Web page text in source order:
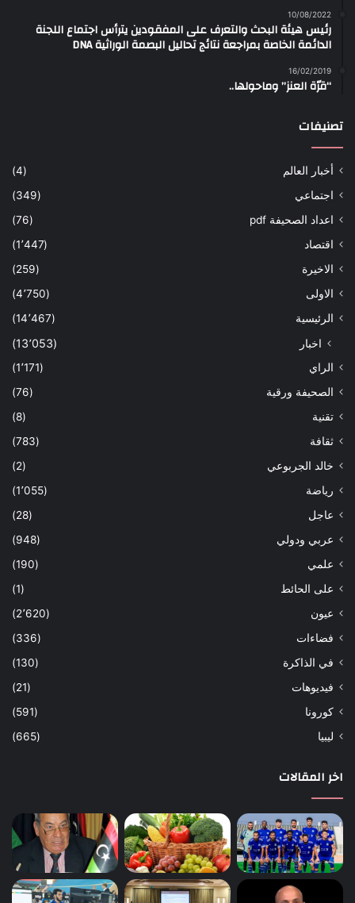
10/08/2022
رئيس هيئة البحث والتعرف على المفقودين يترأس اجتماع اللجنة
الدائمة الخاصة بمراجعة نتائج تحاليل البصمة الوراثية DNA
16/02/2019
“قرّة العنز” وماحولها..
تصنيفات
أخبار العالم
(4)
اجتماعي
(349)
اعداد الصحيفة pdf
(76)
اقتصاد
(1٬447)
الاخيرة
(259)
الاولى
(4٬750)
الرئيسية
(14٬467)
اخبار (13٬053)
الراي
(1٬171)
الصحيفة ورقية
(76)
تقنية
(8)
ثقافة
(783)
خالد الجربوعي
(2)
رياضة
(1٬055)
عاجل
(28)
عربي ودولي
(948)
علمي
(190)
على الحائط
(1)
عيون
(2٬620)
فضاءات
(336)
في الذاكرة
(130)
فيديوهات
(21)
كورونا
(591)
ليبيا
(665)
اخر المقالات